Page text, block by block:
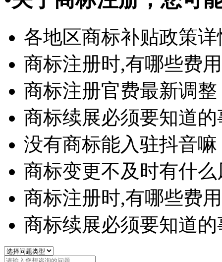
各地区商标补贴政策详
商标注册时,有哪些费
商标注册官费最新调整
商标续展必须要知道
没有商标能入驻抖音嘛
商标变更不及时有什么
商标注册时,有哪些费
商标续展必须要知道